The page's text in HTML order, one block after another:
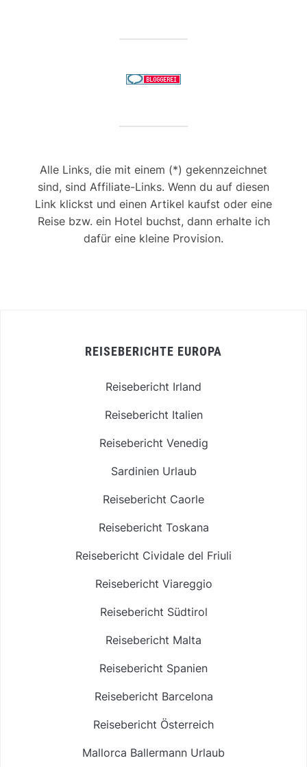
Alle Links, die mit einem (*) gekennzeichnet
sind, sind Affiliate-Links. Wenn du auf diesen
Link klickst und einen Artikel kaufst oder eine
Reise bzw. ein Hotel buchst, dann erhalte ich
dafür eine kleine Provision.
REISEBERICHTE EUROPA
Reisebericht Irland
Reisebericht Italien
Reisebericht Venedig
Sardinien Urlaub
Reisebericht Caorle
Reisebericht Toskana
Reisebericht Cividale del Friuli
Reisebericht Viareggio
Reisebericht Südtirol
Reisebericht Malta
Reisebericht Spanien
Reisebericht Barcelona
Reisebericht Österreich
Mallorca Ballermann Urlaub